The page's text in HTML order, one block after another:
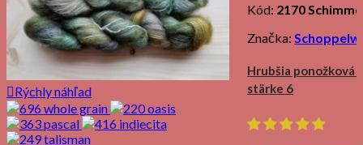
Rýchly náhľad
Kód: 2170
Značka:
Hrubšia ponožková
stärke 6